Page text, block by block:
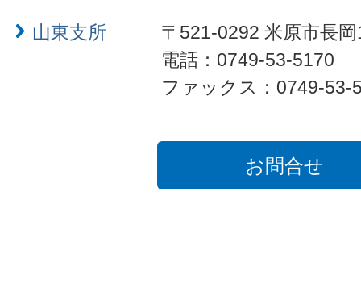
山東支所
〒521-0292 米原市長
電話：0749-53-5170
ファックス：0749-53-
お問合せ